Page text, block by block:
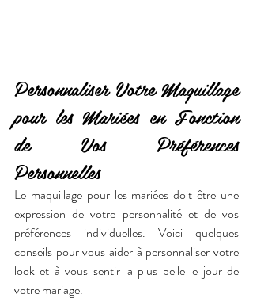
Personnaliser Votre Maquillage
pour les Mariées en Fonction
de Vos Préférences
Personnelles
Le maquillage pour les mariées doit être une
expression de votre personnalité et de vos
préférences individuelles. Voici quelques
conseils pour vous aider à personnaliser votre
look et à vous sentir la plus belle le jour de
votre mariage.